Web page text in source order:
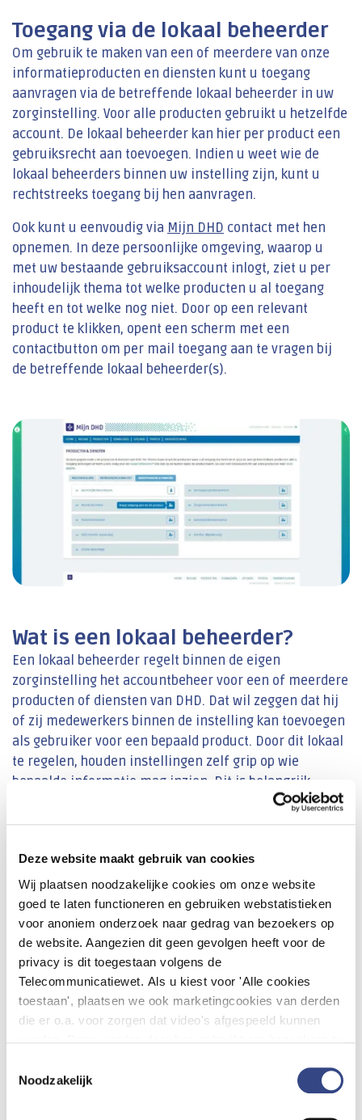
Deze website maakt gebruik van cookies
Wij plaatsen noodzakelijke cookies om onze website
goed te laten functioneren en gebruiken webstatistieken
voor anoniem onderzoek naar gedrag van bezoekers op
de website. Aangezien dit geen gevolgen heeft voor de
privacy is dit toegestaan volgens de
Telecommunicatiewet. Als u kiest voor 'Alle cookies
toestaan', plaatsen we ook marketingcookies van derden
die er o.a. voor zorgen dat video's afgespeeld kunnen
is advertenties weergeven die relevant zijn voor de
Noodzakelijk
Toegang via de lokaal beheerder
Om gebruik te maken van een of meerdere van onze
informatieproducten en diensten kunt u toegang
aanvragen via de betreffende lokaal beheerder in uw
zorginstelling. Voor alle producten gebruikt u hetzelfde
account. De lokaal beheerder kan hier per product een
gebruiksrecht aan toevoegen. Indien u weet wie de
lokaal beheerders binnen uw instelling zijn, kunt u
rechtstreeks toegang bij hen aanvragen.
Ook kunt u eenvoudig via Mijn DHD contact met hen
opnemen. In deze persoonlijke omgeving, waarop u
met uw bestaande gebruiksaccount inlogt, ziet u per
inhoudelijk thema tot welke producten u al toegang
heeft en tot welke nog niet. Door op een relevant
product te klikken, opent een scherm met een
contactbutton om per mail toegang aan te vragen bij
de betreffende lokaal beheerder(s).
Wat is een lokaal beheerder?
Een lokaal beheerder regelt binnen de eigen
zorginstelling het accountbeheer voor een of meerdere
producten of diensten van DHD. Dat wil zeggen dat hij
of zij medewerkers binnen de instelling kan toevoegen
als gebruiker voor een bepaald product. Door dit lokaal
te regelen, houden instellingen zelf grip op wie
bepaalde informatie mag inzien. Dit is belangrijk,
omdat de producten van DHD privacygevoelige
informatie kunnen bevatten.
Elk product heeft een eigen lokaal beheerder. Dit kan
per product verschillen of voor alle producten dezelfde
persoon zijn. Ook kan één product meerdere lokaal
beheerders hebben.
Lokaal beheerders kunnen worden aangesteld via een
machtigingsformulier. Voor het aanstellen van de
lokaal beheerder moet het formulier worden
ondertekend door een tekenbevoegd persoon, zoals een
bestuurs- of directielid of een andere